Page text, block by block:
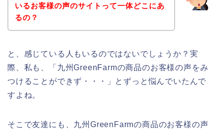
いるお客様の声のサイトって一体どこにあ
るの？
と、感じている人もいるのではないでしょうか？実
際、私も、「九州GreenFarmの商品のお客様の声をみ
つけることができず・・・」とずっと悩んでいたんで
すよね。
そこで友達にも、九州GreenFarmの商品のお客様の声